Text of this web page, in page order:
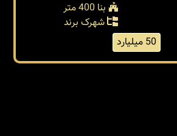
بنا 400 متر
شهرک برند
50 میلیارد